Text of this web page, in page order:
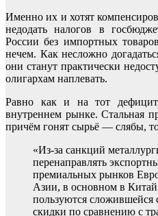
Именно их и хотят
недодать налогов в
России без импортных
нечем. Как несложно
они станут практически
олигархам наплевать.
Равно как и на тот
внутреннем рынке. Стальная
причём гонят сырьё — слябы,
«Из-за санкций
перенаправлять
премиальных рынков
Азии, в основном в
пользуются сложившейся
скидки по сравнению с